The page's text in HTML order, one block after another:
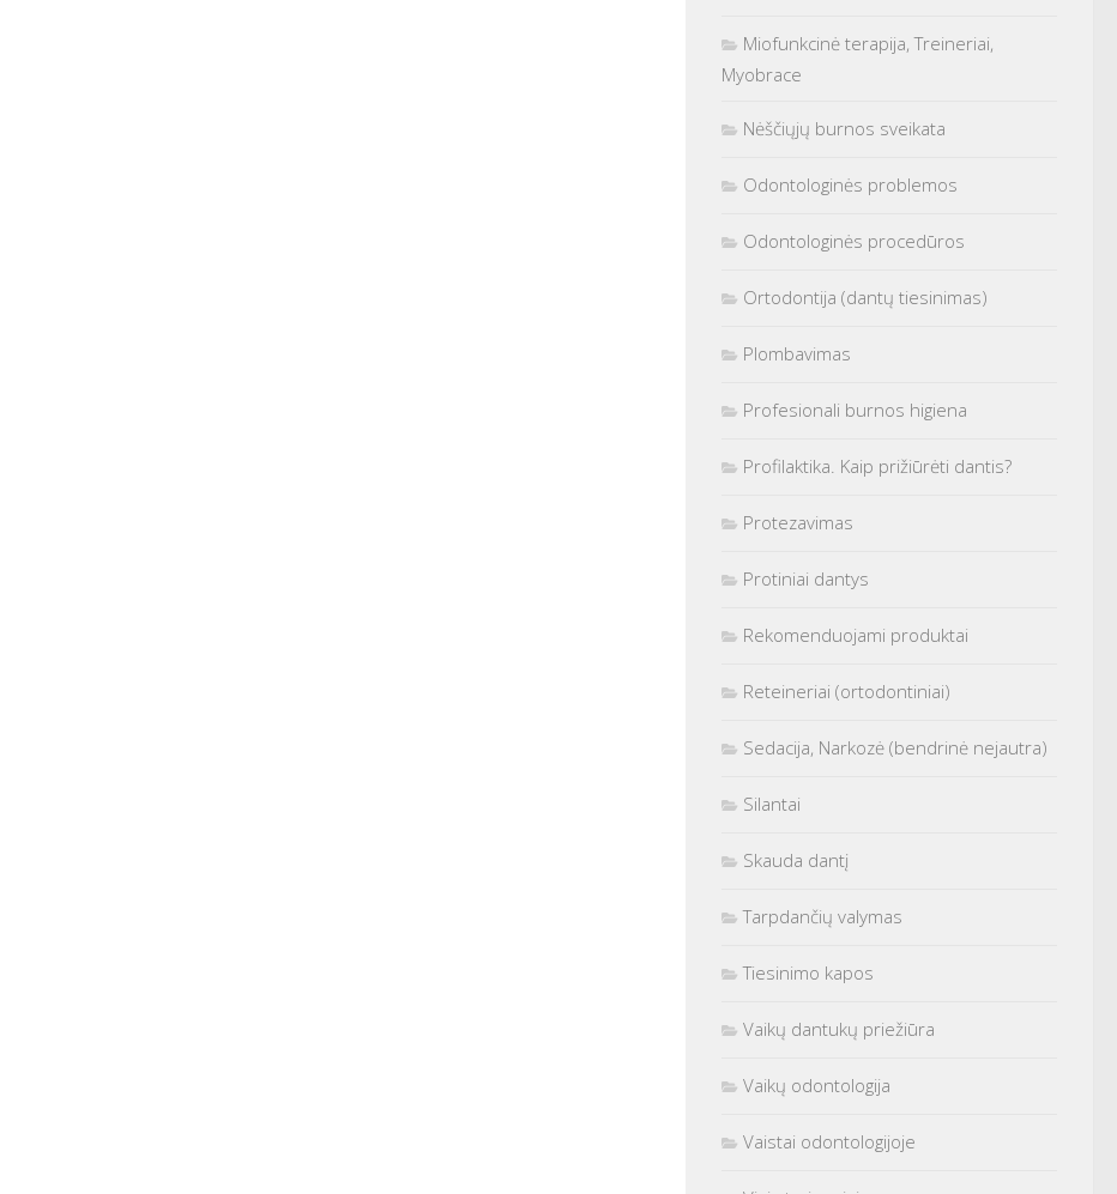
Miofunkcinė terapija, Treineriai,
Myobrace
Nėščiųjų burnos sveikata
Odontologinės problemos
Odontologinės procedūros
Ortodontija (dantų tiesinimas)
Plombavimas
Profesionali burnos higiena
Profilaktika. Kaip prižiūrėti dantis?
Protezavimas
Protiniai dantys
Rekomenduojami produktai
Reteineriai (ortodontiniai)
Sedacija, Narkozė (bendrinė nejautra)
Silantai
Skauda dantį
Tarpdančių valymas
Tiesinimo kapos
Vaikų dantukų priežiūra
Vaikų odontologija
Vaistai odontologijoje